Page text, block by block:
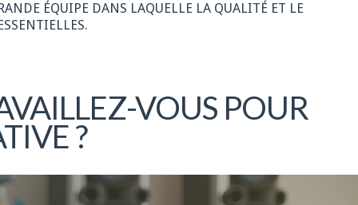
ÉQUIPE DANS LAQUELLE LA QUALITÉ ET LE
VOUS POUR
?